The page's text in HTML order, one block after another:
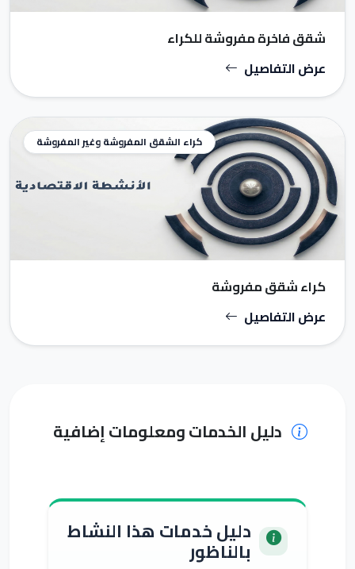
شقق فاخرة مفروشة للكراء
عرض التفاصيل
كراء الشقق المفروشة وغير المفروشة
كراء شقق مفروشة
عرض التفاصيل
دليل الخدمات ومعلومات إضافية
دليل خدمات هذا النشاط
بالناظور